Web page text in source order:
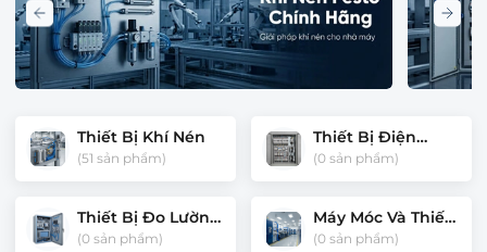
Thiết Bị Khí Nén
(51 sản phẩm)
Thiết Bị Điện
Công Nghiệp
(0 sản phẩm)
Thiết Bị Đo Lường
Và Điều Khiển
(0 sản phẩm)
Máy Móc Và Thiết
Bị Công Nghiệp
(0 sản phẩm)